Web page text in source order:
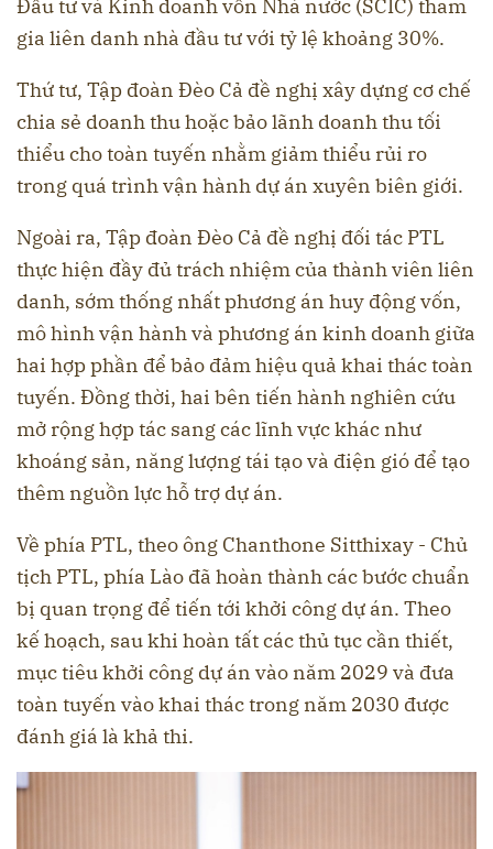
Đầu tư và Kinh doanh vốn Nhà nước (SCIC) tham
gia liên danh nhà đầu tư với tỷ lệ khoảng 30%.
Thứ tư, Tập đoàn Đèo Cả đề nghị xây dựng cơ chế
chia sẻ doanh thu hoặc bảo lãnh doanh thu tối
thiểu cho toàn tuyến nhằm giảm thiểu rủi ro
trong quá trình vận hành dự án xuyên biên giới.
Ngoài ra, Tập đoàn Đèo Cả đề nghị đối tác PTL
thực hiện đầy đủ trách nhiệm của thành viên liên
danh, sớm thống nhất phương án huy động vốn,
mô hình vận hành và phương án kinh doanh giữa
hai hợp phần để bảo đảm hiệu quả khai thác toàn
tuyến. Đồng thời, hai bên tiến hành nghiên cứu
mở rộng hợp tác sang các lĩnh vực khác như
khoáng sản, năng lượng tái tạo và điện gió để tạo
thêm nguồn lực hỗ trợ dự án.
Về phía PTL, theo ông Chanthone Sitthixay - Chủ
tịch PTL, phía Lào đã hoàn thành các bước chuẩn
bị quan trọng để tiến tới khởi công dự án. Theo
kế hoạch, sau khi hoàn tất các thủ tục cần thiết,
mục tiêu khởi công dự án vào năm 2029 và đưa
toàn tuyến vào khai thác trong năm 2030 được
đánh giá là khả thi.